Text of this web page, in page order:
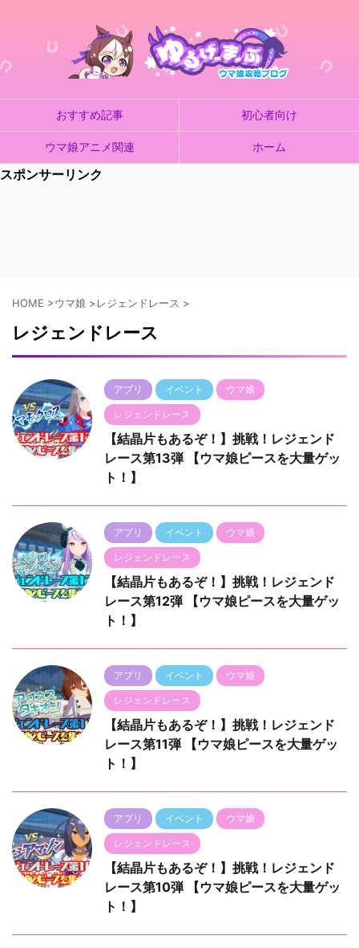
おすすめ記事 初心者向け
ウマ娘アニメ関連 ホーム
スポンサーリンク
HOME >ウマ娘 >レジェンドレース >
レジェンドレース
アプリ イベント ウマ娘
レジェンドレース
【結晶片もあるぞ！】挑戦！レジェンド
レース第13弾 【ウマ娘ピースを大量ゲッ
ト！】
アプリ イベント ウマ娘
レジェンドレース
【結晶片もあるぞ！】挑戦！レジェンド
レース第12弾 【ウマ娘ピースを大量ゲッ
ト！】
アプリ イベント ウマ娘
レジェンドレース
【結晶片もあるぞ！】挑戦！レジェンド
レース第11弾 【ウマ娘ピースを大量ゲッ
ト！】
アプリ イベント ウマ娘
レジェンドレース
【結晶片もあるぞ！】挑戦！レジェンド
レース第10弾 【ウマ娘ピースを大量ゲッ
ト！】